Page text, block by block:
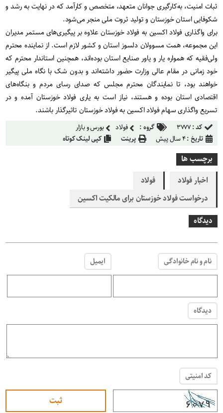
ثبات امنیت، به‌کارگیری جوانان متعهد، متخصص و کارآمد که در نهایت به رشد و
شکوفایی استان خوزستان و تولید ثروت ملی منجر می‌شود.
برای واگذاری فولاد اکسین به فولاد خوزستان علاوه بر پیگیری‌های مستمر مدیران
این مجموعه، همت مسوولان دلسوز استان و کشور لازم است. از نماینده محترم
ولی‌فقیه که همواره یار و یاور صنایع استان بوده‌اند، همچنین استاندار محترم که
خود زمانی در مقام عالی وزارت حضور داشته‌اند و بدون شک با نگاه ملی پیگیر
خواهند بود، تا نمایندگان محترم مجلس که صدای رسای مردم و بنگاه‌های
اقتصادی استان بوده و هستند، نیاز است به یاری فولاد خوزستان آمده و در
تسریع واگذاری سهام فولاد اکسین به فولاد خوزستان تاثیرگذار باشند.
کد :۳۷۷۷ گروه : فولاد
بورس و بازار
تاریخ :۴ سال پیش پرینت کپی لینک کوتاه
برچسب ها
اخبار فولاد
فولاد
درخواست فولاد خوزستان برای مالکیت اکسین
دیدگاه
نام و نام خانوادگی ایمیل
دیدگاه
کد امنیتی